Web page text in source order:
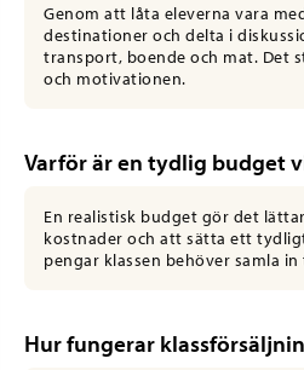
Genom att låta eleverna vara
destinationer och delta i
transport, boende och mat. Det
och motivationen.
Varför är en tydlig budget
En realistisk budget gör det
kostnader och att sätta ett
pengar klassen behöver samla
Hur fungerar